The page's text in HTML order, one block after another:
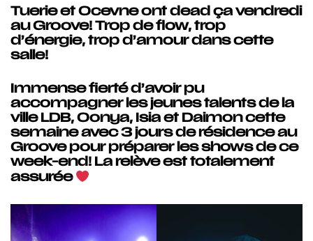
Tuerie et Ocevne ont dead ça vendredi
au Groove! Trop de flow, trop
d’énergie, trop d’amour dans cette
salle!
Immense fierté d’avoir pu
accompagner les jeunes talents de la
ville LDB, Oonya, Isia et Daimon cette
semaine avec 3 jours de résidence au
Groove pour préparer les shows de ce
week-end! La relève est totalement
assurée